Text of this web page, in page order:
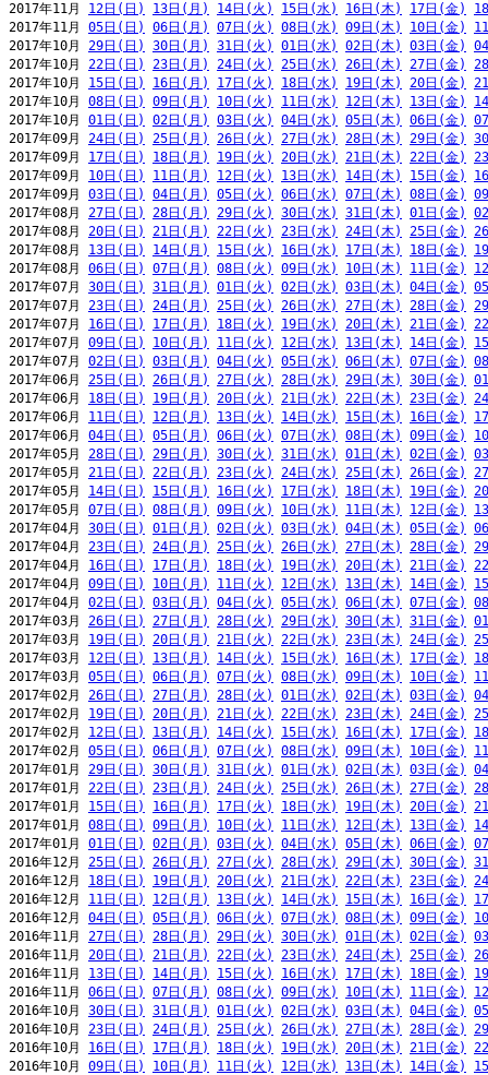
2017年11月 12日(日) 13日(月) 14日(火) 15日(水) 16日(木) 17日(金)
2017年11月 05日(日) 06日(月) 07日(火) 08日(水) 09日(木) 10日(金)
2017年10月 29日(日) 30日(月) 31日(火) 01日(水) 02日(木) 03日(金)
2017年10月 22日(日) 23日(月) 24日(火) 25日(水) 26日(木) 27日(金)
2017年10月 15日(日) 16日(月) 17日(火) 18日(水) 19日(木) 20日(金)
2017年10月 08日(日) 09日(月) 10日(火) 11日(水) 12日(木) 13日(金)
2017年10月 01日(日) 02日(月) 03日(火) 04日(水) 05日(木) 06日(金)
2017年09月 24日(日) 25日(月) 26日(火) 27日(水) 28日(木) 29日(金)
2017年09月 17日(日) 18日(月) 19日(火) 20日(水) 21日(木) 22日(金)
2017年09月 10日(日) 11日(月) 12日(火) 13日(水) 14日(木) 15日(金)
2017年09月 03日(日) 04日(月) 05日(火) 06日(水) 07日(木) 08日(金)
2017年08月 27日(日) 28日(月) 29日(火) 30日(水) 31日(木) 01日(金)
2017年08月 20日(日) 21日(月) 22日(火) 23日(水) 24日(木) 25日(金)
2017年08月 13日(日) 14日(月) 15日(火) 16日(水) 17日(木) 18日(金)
2017年08月 06日(日) 07日(月) 08日(火) 09日(水) 10日(木) 11日(金)
2017年07月 30日(日) 31日(月) 01日(火) 02日(水) 03日(木) 04日(金)
2017年07月 23日(日) 24日(月) 25日(火) 26日(水) 27日(木) 28日(金)
2017年07月 16日(日) 17日(月) 18日(火) 19日(水) 20日(木) 21日(金)
2017年07月 09日(日) 10日(月) 11日(火) 12日(水) 13日(木) 14日(金)
2017年07月 02日(日) 03日(月) 04日(火) 05日(水) 06日(木) 07日(金)
2017年06月 25日(日) 26日(月) 27日(火) 28日(水) 29日(木) 30日(金)
2017年06月 18日(日) 19日(月) 20日(火) 21日(水) 22日(木) 23日(金)
2017年06月 11日(日) 12日(月) 13日(火) 14日(水) 15日(木) 16日(金)
2017年06月 04日(日) 05日(月) 06日(火) 07日(水) 08日(木) 09日(金)
2017年05月 28日(日) 29日(月) 30日(火) 31日(水) 01日(木) 02日(金)
2017年05月 21日(日) 22日(月) 23日(火) 24日(水) 25日(木) 26日(金)
2017年05月 14日(日) 15日(月) 16日(火) 17日(水) 18日(木) 19日(金)
2017年05月 07日(日) 08日(月) 09日(火) 10日(水) 11日(木) 12日(金)
2017年04月 30日(日) 01日(月) 02日(火) 03日(水) 04日(木) 05日(金)
2017年04月 23日(日) 24日(月) 25日(火) 26日(水) 27日(木) 28日(金)
2017年04月 16日(日) 17日(月) 18日(火) 19日(水) 20日(木) 21日(金)
2017年04月 09日(日) 10日(月) 11日(火) 12日(水) 13日(木) 14日(金)
2017年04月 02日(日) 03日(月) 04日(火) 05日(水) 06日(木) 07日(金)
2017年03月 26日(日) 27日(月) 28日(火) 29日(水) 30日(木) 31日(金)
2017年03月 19日(日) 20日(月) 21日(火) 22日(水) 23日(木) 24日(金)
2017年03月 12日(日) 13日(月) 14日(火) 15日(水) 16日(木) 17日(金)
2017年03月 05日(日) 06日(月) 07日(火) 08日(水) 09日(木) 10日(金)
2017年02月 26日(日) 27日(月) 28日(火) 01日(水) 02日(木) 03日(金)
2017年02月 19日(日) 20日(月) 21日(火) 22日(水) 23日(木) 24日(金)
2017年02月 12日(日) 13日(月) 14日(火) 15日(水) 16日(木) 17日(金)
2017年02月 05日(日) 06日(月) 07日(火) 08日(水) 09日(木) 10日(金)
2017年01月 29日(日) 30日(月) 31日(火) 01日(水) 02日(木) 03日(金)
2017年01月 22日(日) 23日(月) 24日(火) 25日(水) 26日(木) 27日(金)
2017年01月 15日(日) 16日(月) 17日(火) 18日(水) 19日(木) 20日(金)
2017年01月 08日(日) 09日(月) 10日(火) 11日(水) 12日(木) 13日(金)
2017年01月 01日(日) 02日(月) 03日(火) 04日(水) 05日(木) 06日(金)
2016年12月 25日(日) 26日(月) 27日(火) 28日(水) 29日(木) 30日(金)
2016年12月 18日(日) 19日(月) 20日(火) 21日(水) 22日(木) 23日(金)
2016年12月 11日(日) 12日(月) 13日(火) 14日(水) 15日(木) 16日(金)
2016年12月 04日(日) 05日(月) 06日(火) 07日(水) 08日(木) 09日(金)
2016年11月 27日(日) 28日(月) 29日(火) 30日(水) 01日(木) 02日(金)
2016年11月 20日(日) 21日(月) 22日(火) 23日(水) 24日(木) 25日(金)
2016年11月 13日(日) 14日(月) 15日(火) 16日(水) 17日(木) 18日(金)
2016年11月 06日(日) 07日(月) 08日(火) 09日(水) 10日(木) 11日(金)
2016年10月 30日(日) 31日(月) 01日(火) 02日(水) 03日(木) 04日(金)
2016年10月 23日(日) 24日(月) 25日(火) 26日(水) 27日(木) 28日(金)
2016年10月 16日(日) 17日(月) 18日(火) 19日(水) 20日(木) 21日(金)
2016年10月 09日(日) 10日(月) 11日(火) 12日(水) 13日(木) 14日(金)